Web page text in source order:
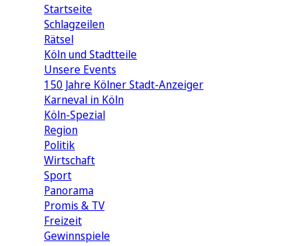
Startseite
Schlagzeilen
Rätsel
Köln und Stadtteile
Unsere Events
150 Jahre Kölner Stadt-Anzeiger
Karneval in Köln
Köln-Spezial
Region
Politik
Wirtschaft
Sport
Panorama
Promis & TV
Freizeit
Gewinnspiele